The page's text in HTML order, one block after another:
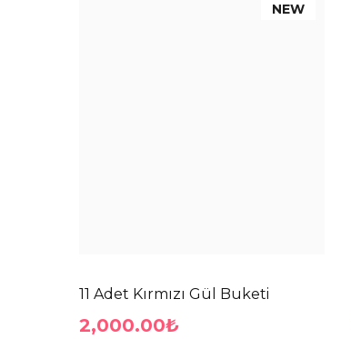
NEW
11 Adet Kırmızı Gül Buketi
2,000.00₺